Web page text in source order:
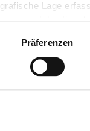
Lage
nach
und Anzeigen zu
Präferenzen